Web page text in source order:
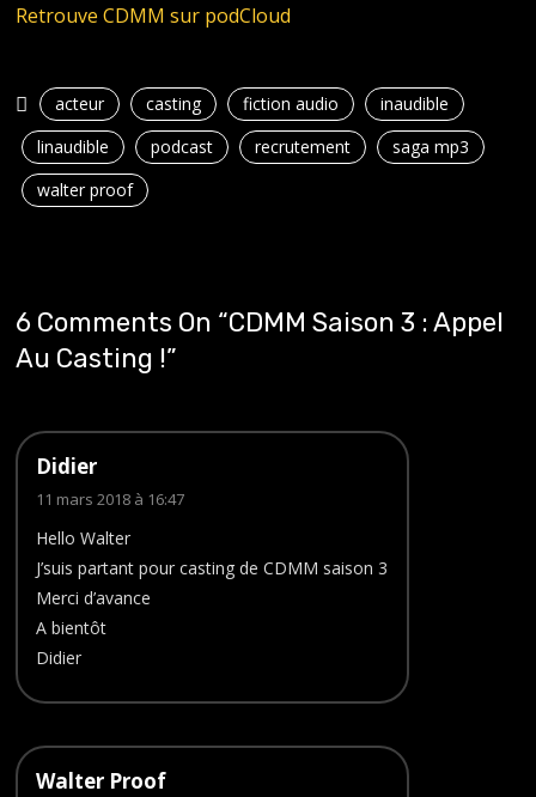
Retrouve CDMM sur podCloud
acteur casting fiction audio
inaudible
linaudible
podcast recrutement
saga mp3
walter proof
6 Comments On “CDMM Saison 3 : Appel
Au Casting !”
Didier
11 mars 2018 à 16:47
Hello Walter
J’suis partant pour casting de CDMM saison 3
Merci d’avance
A bientôt
Didier
Walter Proof